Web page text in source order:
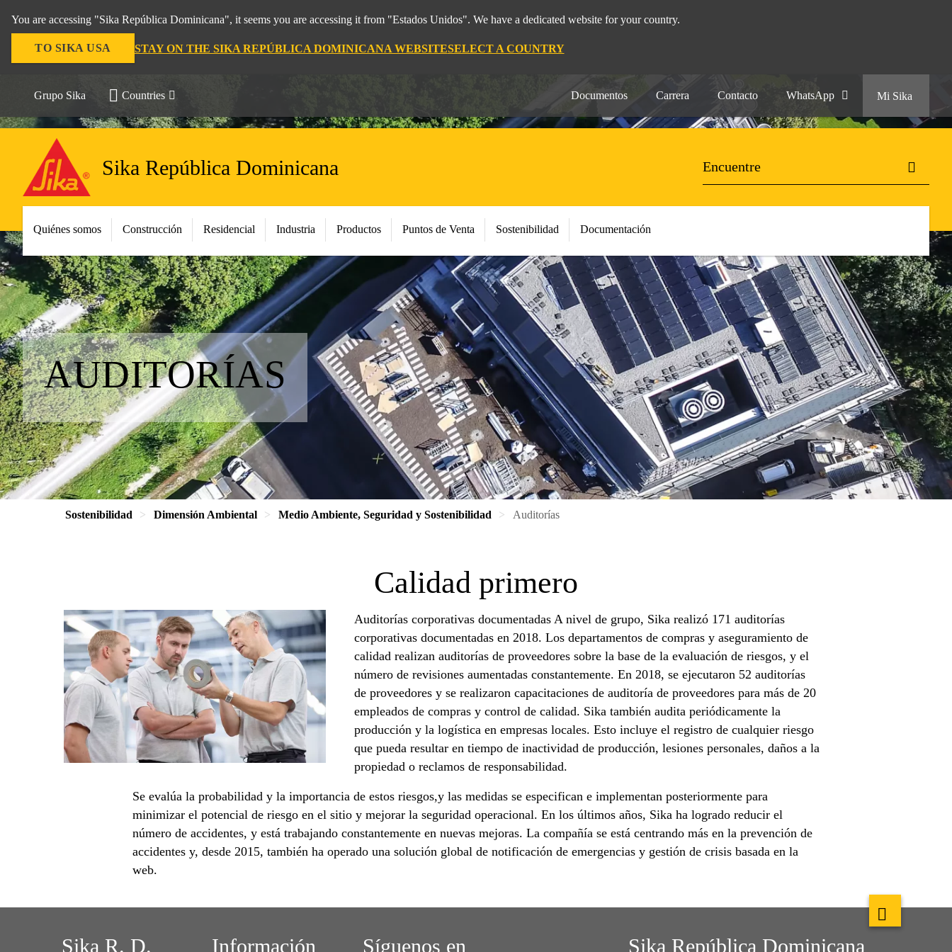
You are accessing "Sika República Dominicana", it seems you are accessing it from "Estados Unidos". We have a dedicated website for your country.
TO SIKA USA STAY ON THE SIKA REPÚBLICA DOMINICANA WEBSITESELECT A COUNTRY
Grupo Sika Countries Documentos Carrera Contacto WhatsApp Mi Sika
Sika República Dominicana
Quiénes somos Construcción Residencial Industria Productos Puntos de Venta Sostenibilidad Documentación
AUDITORÍAS
Sostenibilidad Dimensión Ambiental Medio Ambiente, Seguridad y Sostenibilidad Auditorías
Calidad primero
Auditorías corporativas documentadas A nivel de grupo, Sika realizó 171 auditorías
corporativas documentadas en 2018. Los departamentos de compras y aseguramiento de
calidad realizan auditorías de proveedores sobre la base de la evaluación de riesgos, y el
número de revisiones aumentadas constantemente. En 2018, se ejecutaron 52 auditorías
de proveedores y se realizaron capacitaciones de auditoría de proveedores para más de 20
empleados de compras y control de calidad. Sika también audita periódicamente la
producción y la logística en empresas locales. Esto incluye el registro de cualquier riesgo
que pueda resultar en tiempo de inactividad de producción, lesiones personales, daños a la
propiedad o reclamos de responsabilidad.
Se evalúa la probabilidad y la importancia de estos riesgos,y las medidas se especifican e implementan posteriormente para
minimizar el potencial de riesgo en el sitio y mejorar la seguridad operacional. En los últimos años, Sika ha logrado reducir el
número de accidentes, y está trabajando constantemente en nuevas mejoras. La compañía se está centrando más en la prevención de
accidentes y, desde 2015, también ha operado una solución global de notificación de emergencias y gestión de crisis basada en la
web.
Sika R. D. Información Síguenos en Sika República Dominicana